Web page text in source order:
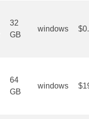
32
GB
windows
64
GB
windows